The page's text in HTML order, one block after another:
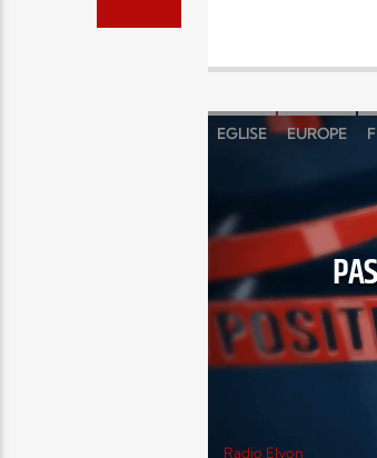
EGLISE EUROPE
Radio Elyon